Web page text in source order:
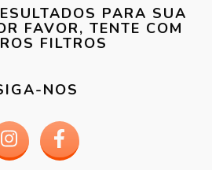
PARA SUA
FAVOR, TENTE COM
FILTROS
NOS